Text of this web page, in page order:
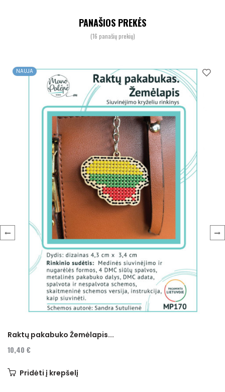
PANAŠIOS PREKĖS
(16 panašių prekių)
NAUJA
Raktų pakabuko Žemėlapis...
10,40 €
Pridėti į krepšelį